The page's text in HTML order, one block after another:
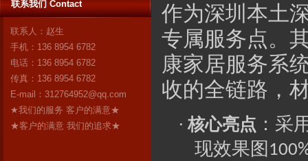
联系我们 Contact
联系人：赵生
手机：136 8954 6782
电话：136 8954 6782
传真：136 8954 6782
E-mail： 312764952@qq.com
★我们的服务 客户的满意★
★客户的满意 我们的追求★
作为深圳本土
专属服务点。
康家居服务系
收的全链路，
· 核心亮点 ：采
现效果图